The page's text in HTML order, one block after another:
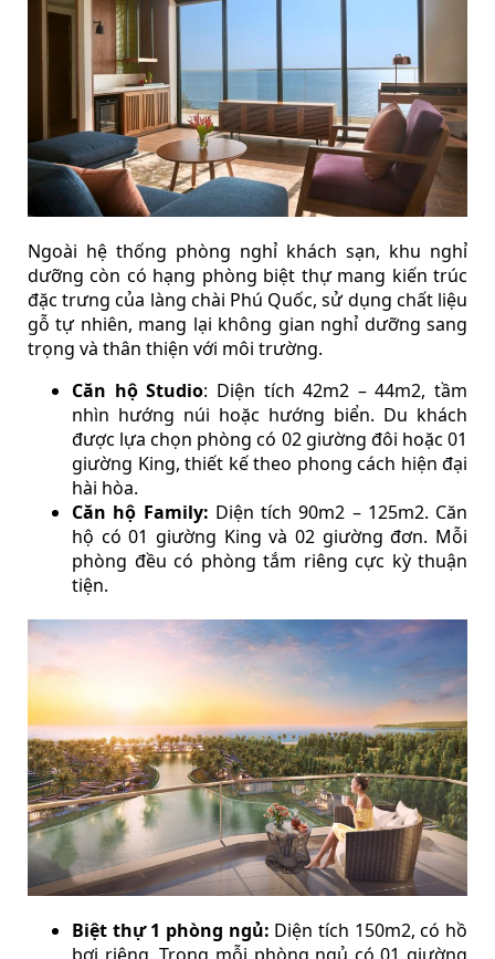
Ngoài hệ thống phòng nghỉ khách sạn, khu nghỉ
dưỡng còn có hạng phòng biệt thự mang kiến trúc
đặc trưng của làng chài Phú Quốc, sử dụng chất liệu
gỗ tự nhiên, mang lại không gian nghỉ dưỡng sang
trọng và thân thiện với môi trường.
Căn hộ Studio: Diện tích 42m2 – 44m2, tầm
nhìn hướng núi hoặc hướng biển. Du khách
được lựa chọn phòng có 02 giường đôi hoặc 01
giường King, thiết kế theo phong cách hiện đại
hài hòa.
Căn hộ Family: Diện tích 90m2 – 125m2. Căn
hộ có 01 giường King và 02 giường đơn. Mỗi
phòng đều có phòng tắm riêng cực kỳ thuận
tiện.
Biệt thự 1 phòng ngủ: Diện tích 150m2, có hồ